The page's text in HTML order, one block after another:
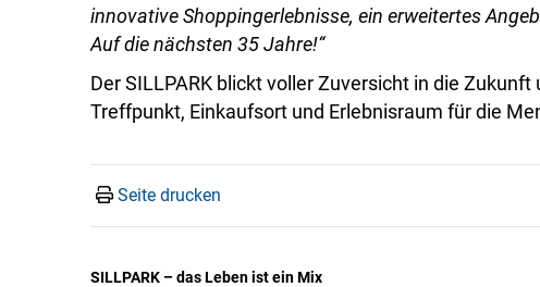
innovative Shoppingerlebnisse, ein erweitertes
Auf die nächsten 35 Jahre!“
Der SILLPARK blickt voller Zuversicht in die
Treffpunkt, Einkaufsort und Erlebnisraum für die
Seite drucken
SILLPARK – das Leben ist ein Mix